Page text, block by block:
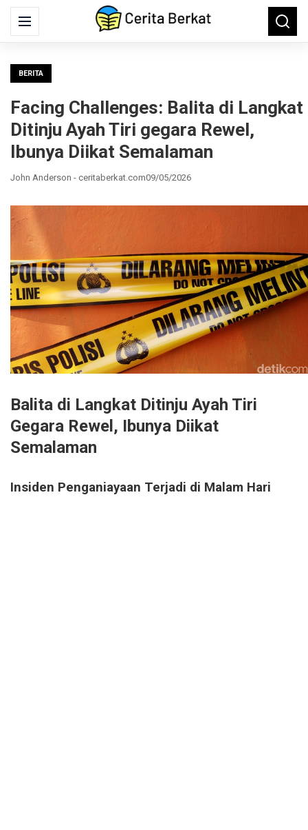
Menu
Search
for:
BERITA
Facing Challenges: Balita di Langkat
Ditinju Ayah Tiri gegara Rewel,
Ibunya Diikat Semalaman
John Anderson - ceritaberkat.com09/05/2026
Balita di Langkat Ditinju Ayah Tiri
Gegara Rewel, Ibunya Diikat
Semalaman
Insiden Penganiayaan Terjadi di Malam Hari